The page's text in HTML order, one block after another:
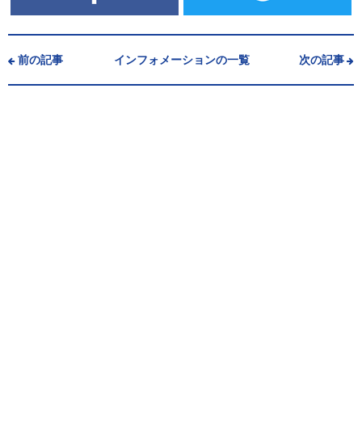
前の記事 インフォメーションの一覧 次の記事